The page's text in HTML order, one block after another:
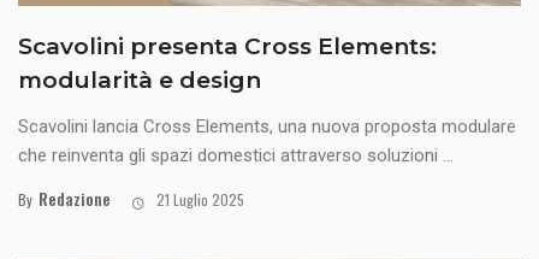
Scavolini presenta Cross Elements:
modularità e design
Scavolini lancia Cross Elements, una nuova proposta modulare
che reinventa gli spazi domestici attraverso soluzioni ...
By Redazione 21 Luglio 2025